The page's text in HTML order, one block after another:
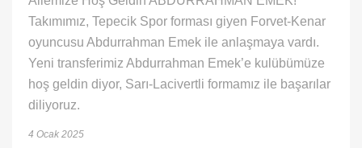
Takımımız, Tepecik Spor forması giyen Forvet-Kenar
oyuncusu Abdurrahman Emek ile anlaşmaya vardı.
Yeni transferimiz Abdurrahman Emek’e kulübümüze
hoş geldin diyor, Sarı-Lacivertli formamız ile başarılar
diliyoruz.
4 Ocak 2025